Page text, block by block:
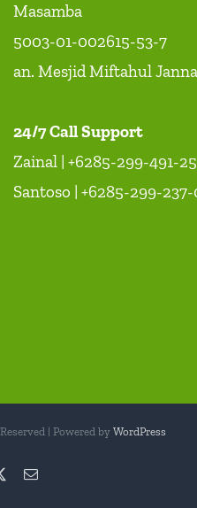
Masamba
5003-01-002615-53-7
an. Mesjid Miftahul
24/7 Call Support
Zainal | +6285-299-491-
Santoso | +6285-299-237-
| Powered byWordPress
Email